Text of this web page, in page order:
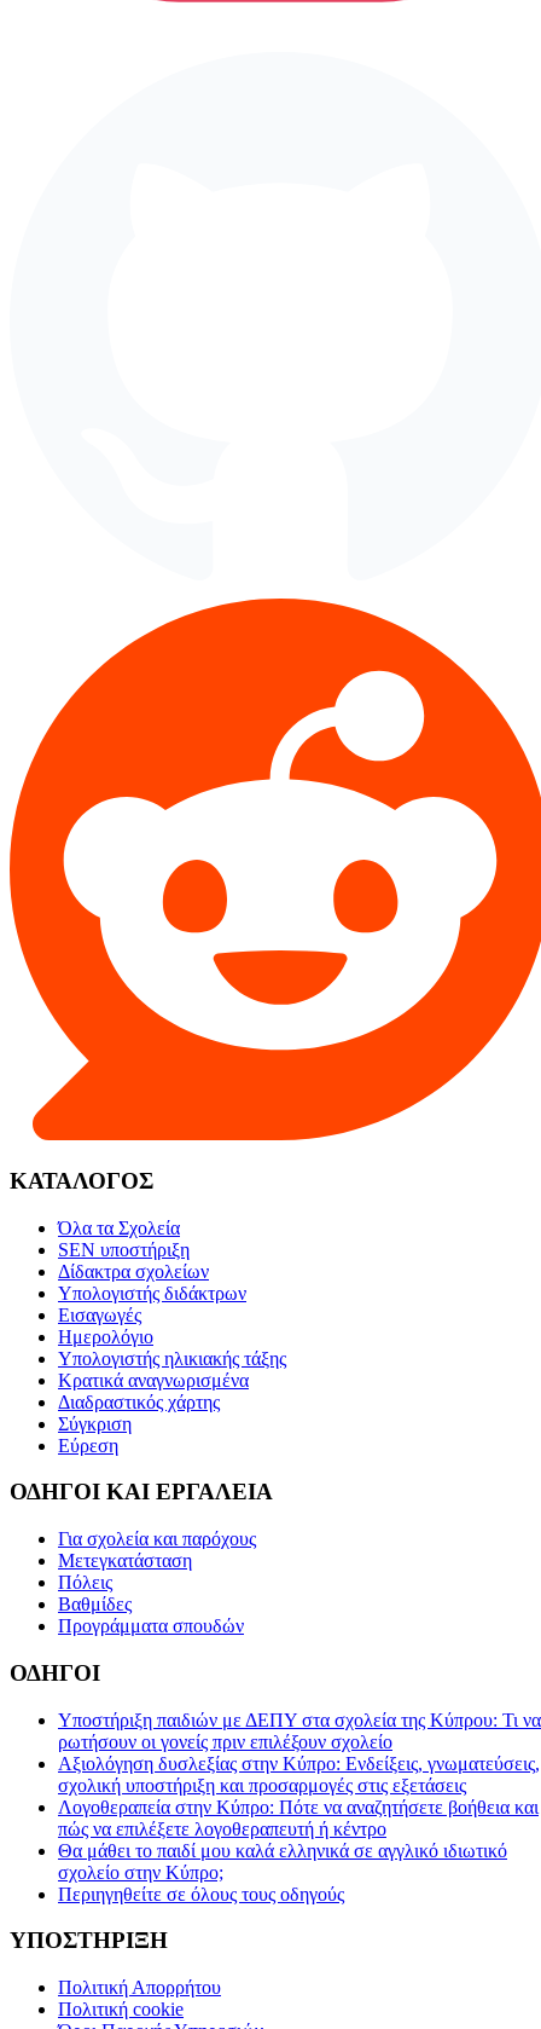
ΚΑΤΑΛΟΓΟΣ
Όλα τα Σχολεία
SEN υποστήριξη
Δίδακτρα σχολείων
Υπολογιστής διδάκτρων
Εισαγωγές
Ημερολόγιο
Υπολογιστής ηλικιακής τάξης
Κρατικά αναγνωρισμένα
Διαδραστικός χάρτης
Σύγκριση
Εύρεση
ΟΔΗΓΟΙ ΚΑΙ ΕΡΓΑΛΕΙΑ
Για σχολεία και παρόχους
Μετεγκατάσταση
Πόλεις
Βαθμίδες
Προγράμματα σπουδών
ΟΔΗΓΟΙ
Υποστήριξη παιδιών με ΔΕΠΥ στα σχολεία της Κύπρου: Τι να
ρωτήσουν οι γονείς πριν επιλέξουν σχολείο
Αξιολόγηση δυσλεξίας στην Κύπρο: Ενδείξεις, γνωματεύσεις,
σχολική υποστήριξη και προσαρμογές στις εξετάσεις
Λογοθεραπεία στην Κύπρο: Πότε να αναζητήσετε βοήθεια και
πώς να επιλέξετε λογοθεραπευτή ή κέντρο
Θα μάθει το παιδί μου καλά ελληνικά σε αγγλικό ιδιωτικό
σχολείο στην Κύπρο;
Περιηγηθείτε σε όλους τους οδηγούς
ΥΠΟΣΤΗΡΙΞΗ
Πολιτική Απορρήτου
Πολιτική cookie